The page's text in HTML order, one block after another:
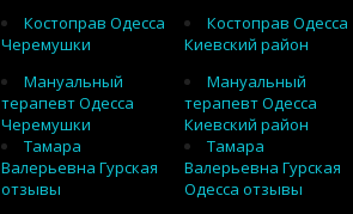
Костоправ Одесса
Черемушки
Костоправ Одесса
Киевский район
Мануальный
терапевт Одесса
Черемушки
Мануальный
терапевт Одесса
Киевский район
Тамара
Валерьевна Гурская
отзывы
Тамара
Валерьевна Гурская
Одесса отзывы